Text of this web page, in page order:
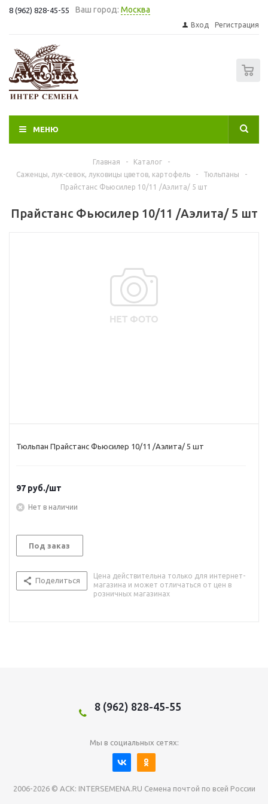
8 (962) 828-45-55 Ваш город: Москва
Вход Регистрация
МЕНЮ
Главная - Каталог
-
Саженцы, лук-севок, луковицы цветов, картофель
- Тюльпаны
-
Прайстанс Фьюсилер 10/11 /Аэлита/ 5 шт
Прайстанс Фьюсилер 10/11 /Аэлита/ 5 шт
Тюльпан Прайстанс Фьюсилер 10/11 /Аэлита/ 5 шт
97 руб./шт
Нет в наличии
Под заказ
Поделиться
Цена действительна только для интернет-
магазина и может отличаться от цен в
розничных магазинах
8 (962) 828-45-55
Мы в социальных сетях:
2006-2026 © АСК: INTERSEMENA.RU Семена почтой по всей России